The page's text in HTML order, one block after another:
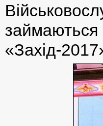
«Захід-